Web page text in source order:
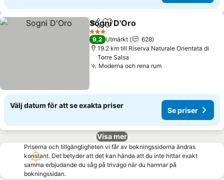
Dela Lägg till i Mina Favoriter
Sogni D'Oro
3 Stjärnor
9,2 Utmärkt
628
19.2 km till Riserva Naturale Orientata di
Torre Salsa
Moderna och rena rum
Välj datum för att se exakta priser
Se priser
Visa mer
Priserna och tillgängligheten vi får av bokningssidorna ändras
konstant. Det betyder att det kan hända att du inte hittar exakt
samma erbjudande du såg på trivago när du hamnar på
bokningssidan.